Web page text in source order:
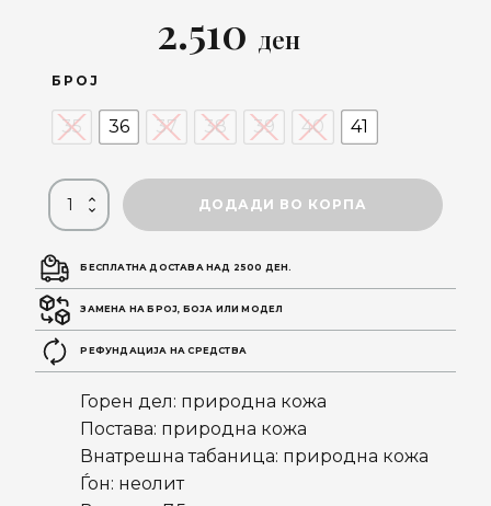
Original
was:
3.590 ден.
2.510 денCurrent
is:
2.510 ден.
БРОЈ
35 36 37 38 39 40 41
ДОДАДИ ВО КОРПА
БЕСПЛАТНА ДОСТАВА НАД 2500 ДЕН.
ЗАМЕНА НА БРОЈ, БОЈА ИЛИ МОДЕЛ
РЕФУНДАЦИЈА НА СРЕДСТВА
Горен дел: природна кожа
Постава: природна кожа
Внатрешна табаница: природна кожа
Ѓон: неолит